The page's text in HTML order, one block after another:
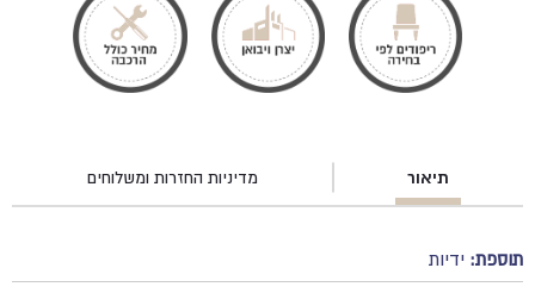
תיאור מדיניות החזרות ומשלוחים
תוספת: ידיות